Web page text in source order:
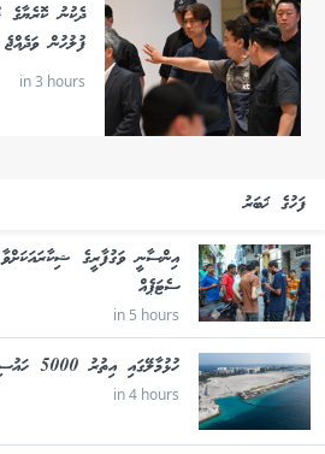
ދެކުނު
ފުލުހުން ވަދެއްޖެ
in 3 hours
ފަހުގެ ޚަބަރު
އިންސާނީ ވަގުފާރީގެ
ސެޓަޕެއް
in 5 hours
ހުޅުމާލޭގައި އިތުރު 5000 ހައުސިން ޔުނިޓް އަޅަނީ
in 4 hours